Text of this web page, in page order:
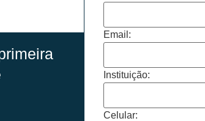
Email:
Instituição:
Celular: